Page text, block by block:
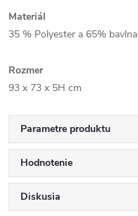
Materiál
35 % Polyester a 65% bavlna
Rozmer
93 x 73 x 5H cm
Parametre produktu
Hodnotenie
Diskusia